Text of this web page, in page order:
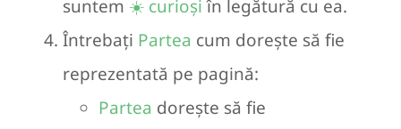
suntem ☀️ curioșiîn legătură cu ea.
Întrebați Partea cum dorește să fie
reprezentată pe pagină:
Partea dorește să fie